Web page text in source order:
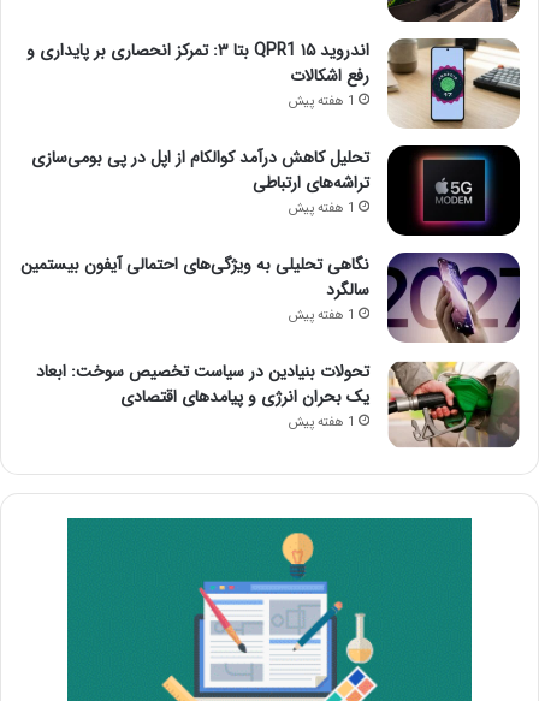
اندروید ۱۵ QPR1 بتا ۳: تمرکز انحصاری بر پایداری و
رفع اشکالات
1 هفته پیش
تحلیل کاهش درآمد کوالکام از اپل در پی بومی‌سازی
تراشه‌های ارتباطی
1 هفته پیش
نگاهی تحلیلی به ویژگی‌های احتمالی آیفون بیستمین
سالگرد
1 هفته پیش
تحولات بنیادین در سیاست تخصیص سوخت: ابعاد
یک بحران انرژی و پیامدهای اقتصادی
1 هفته پیش